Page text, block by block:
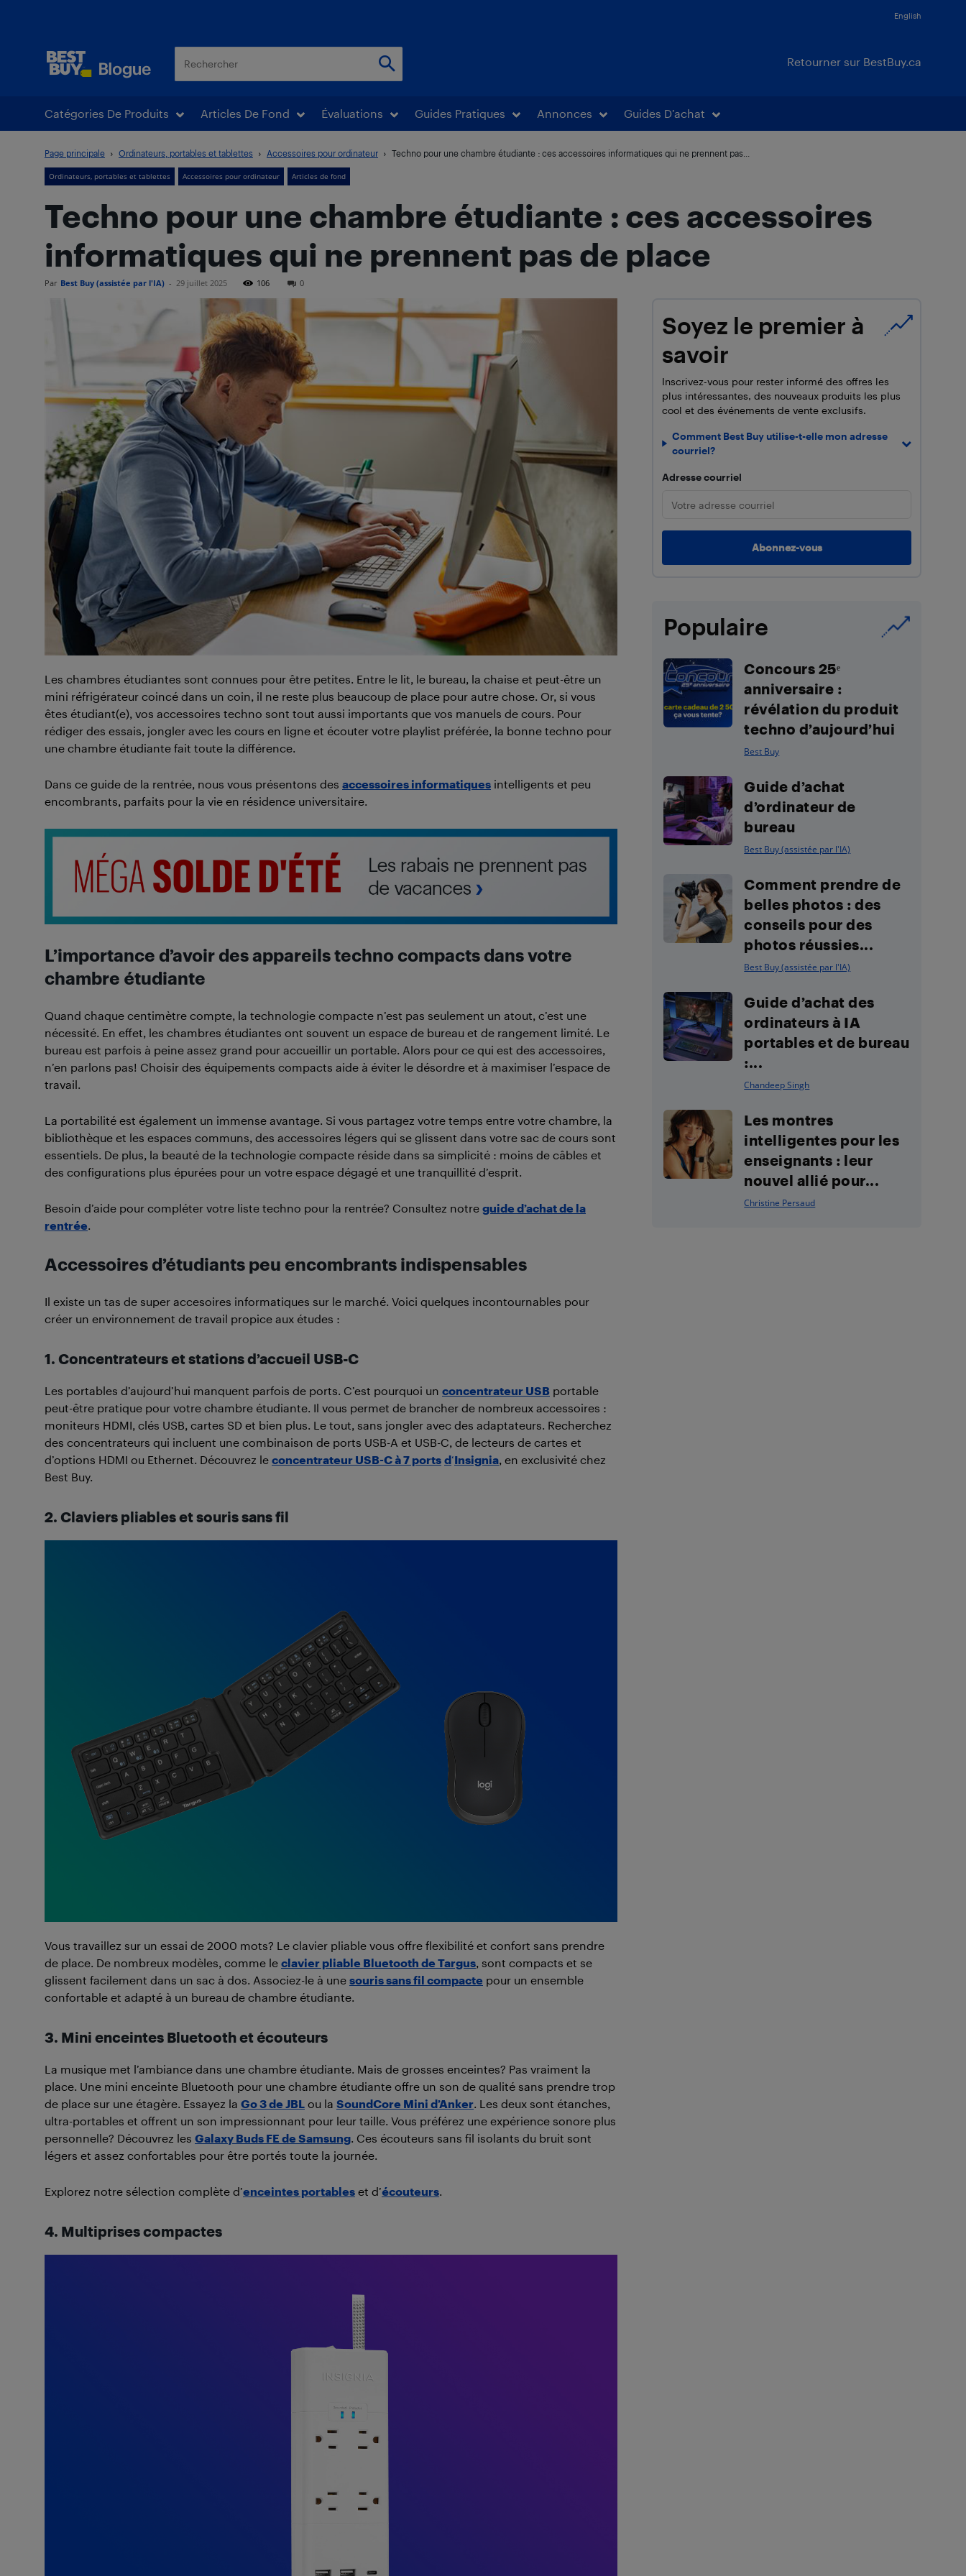
English
Retourner sur BestBuy.ca
Catégories De Produits Articles De Fond Évaluations Guides Pratiques Annonces Guides D’achat
Page principale Ordinateurs, portables et tablettes Accessoires pour ordinateur Techno pour une chambre étudiante : ces accessoires informatiques qui ne prennent pas...
Ordinateurs, portables et tablettes Accessoires pour ordinateur Articles de fond
Techno pour une chambre étudiante : ces accessoires
informatiques qui ne prennent pas de place
Par Best Buy (assistée par l'IA) - 29 juillet 2025 106 0
Les chambres étudiantes sont connues pour être petites. Entre le lit, le bureau, la chaise et peut-être un
mini réfrigérateur coincé dans un coin, il ne reste plus beaucoup de place pour autre chose. Or, si vous
êtes étudiant(e), vos accessoires techno sont tout aussi importants que vos manuels de cours. Pour
rédiger des essais, jongler avec les cours en ligne et écouter votre playlist préférée, la bonne techno pour
une chambre étudiante fait toute la différence.
Dans ce guide de la rentrée, nous vous présentons des accessoires informatiques intelligents et peu
encombrants, parfaits pour la vie en résidence universitaire.
L’importance d’avoir des appareils techno compacts dans votre
chambre étudiante
Quand chaque centimètre compte, la technologie compacte n’est pas seulement un atout, c’est une
nécessité. En effet, les chambres étudiantes ont souvent un espace de bureau et de rangement limité. Le
bureau est parfois à peine assez grand pour accueillir un portable. Alors pour ce qui est des accessoires,
n’en parlons pas! Choisir des équipements compacts aide à éviter le désordre et à maximiser l’espace de
travail.
La portabilité est également un immense avantage. Si vous partagez votre temps entre votre chambre, la
bibliothèque et les espaces communs, des accessoires légers qui se glissent dans votre sac de cours sont
essentiels. De plus, la beauté de la technologie compacte réside dans sa simplicité : moins de câbles et
des configurations plus épurées pour un votre espace dégagé et une tranquillité d’esprit.
Besoin d’aide pour compléter votre liste techno pour la rentrée? Consultez notre guide d’achat de la
rentrée
Accessoires d’étudiants peu encombrants indispensables
Il existe un tas de super accesoires informatiques sur le marché. Voici quelques incontournables pour
créer un environnement de travail propice aux études :
1. Concentrateurs et stations d’accueil USB-C
Les portables d’aujourd’hui manquent parfois de ports. C’est pourquoi un concentrateur USB portable
peut-être pratique pour votre chambre étudiante. Il vous permet de brancher de nombreux accessoires :
moniteurs HDMI, clés USB, cartes SD et bien plus. Le tout, sans jongler avec des adaptateurs. Recherchez
des concentrateurs qui incluent une combinaison de ports USB-A et USB-C, de lecteurs de cartes et
d’options HDMI ou Ethernet. Découvrez le concentrateur USB-C à 7 ports d‘Insignia , en exclusivité chez
Best Buy.
2. Claviers pliables et souris sans fil
Vous travaillez sur un essai de 2000 mots? Le clavier pliable vous offre flexibilité et confort sans prendre
de place. De nombreux modèles, comme le clavier pliable Bluetooth de Targus, sont compacts et se
glissent facilement dans un sac à dos. Associez-le à une souris sans fil compacte pour un ensemble
confortable et adapté à un bureau de chambre étudiante.
3. Mini enceintes Bluetooth et écouteurs
La musique met l’ambiance dans une chambre étudiante. Mais de grosses enceintes? Pas vraiment la
place. Une mini enceinte Bluetooth pour une chambre étudiante offre un son de qualité sans prendre trop
de place sur une étagère. Essayez la Go 3 de JBL ou la SoundCore Mini d’Anker. Les deux sont étanches,
ultra-portables et offrent un son impressionnant pour leur taille. Vous préférez une expérience sonore plus
personnelle? Découvrez les Galaxy Buds FE de Samsung. Ces écouteurs sans fil isolants du bruit sont
légers et assez confortables pour être portés toute la journée.
Explorez notre sélection complète d’enceintes portables et d’écouteurs.
4. Multiprises compactes
Soyez le premier à
savoir
Inscrivez-vous pour rester informé des offres les
plus intéressantes, des nouveaux produits les plus
cool et des événements de vente exclusifs.
Comment Best Buy utilise-t-elle mon adresse
courriel?
Adresse courriel
Populaire
Concours 25ᵉ
anniversaire :
révélation du produit
techno d’aujourd’hui
Best Buy
Guide d’achat
d’ordinateur de
bureau
Best Buy (assistée par l'IA)
Comment prendre de
belles photos : des
conseils pour des
photos réussies...
Best Buy (assistée par l'IA)
Guide d’achat des
ordinateurs à IA
portables et de bureau
:...
Chandeep Singh
Les montres
intelligentes pour les
enseignants : leur
nouvel allié pour...
Christine Persaud